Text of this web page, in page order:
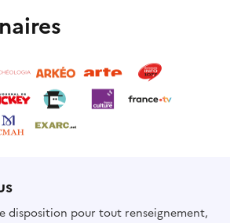
disposition pour tout renseignement,